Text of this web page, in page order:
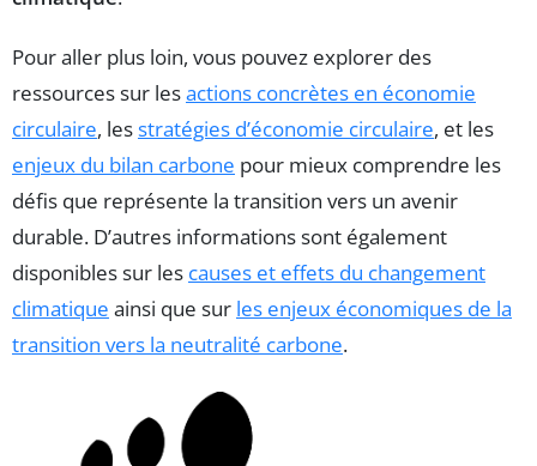
Pour aller plus loin, vous pouvez explorer des
ressources sur lesactions concrètes en économie
circulaire, lesstratégies d’économie circulaire, et les
enjeux du bilan carbone pour mieux comprendre les
défis que représente la transition vers un avenir
durable. D’autres informations sont également
disponibles sur les causes et effets du changement
climatique ainsi que sur les enjeux économiques de la
transition vers la neutralité carbone.